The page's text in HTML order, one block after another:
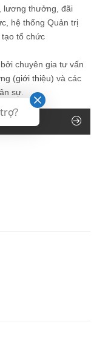
lương thưởng, đãi
hệ thống Quản trị
tổ chức
chuyên gia tư vấn
(giới thiệu) và các
sự.